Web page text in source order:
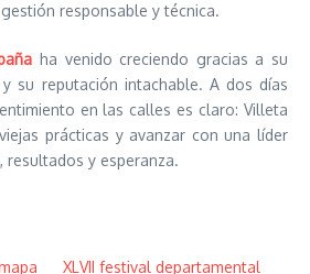
responsable y técnica.
ha venido creciendo gracias a su
su reputación intachable. A dos días
en las calles es claro: Villeta
prácticas y avanzar con una líder
resultados y esperanza.
XLVII festival departamental